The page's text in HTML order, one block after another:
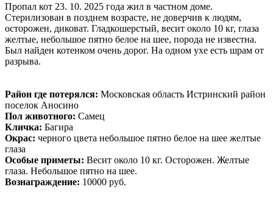
Пропал кот 23. 10. 2025 года жил в частном доме.
Стерилизован в позднем возрасте, не доверчив к людям,
осторожен, диковат. Гладкошерстый, весит около 10 кг, глаза
желтые, небольшое пятно белое на шее, порода не известна.
Был найден котенком очень дорог. На одном ухе есть шрам от
разрыва.
Район где потерялся: Московская область Истринский район
поселок Аносино
Пол животного: Самец
Кличка: Багира
Окрас: черного цвета небольшое пятно белое на шее желтые
глаза
Особые приметы: Весит около 10 кг. Осторожен. Желтые
глаза. Небольшое пятно на шее.
Вознаграждение: 10000 руб.